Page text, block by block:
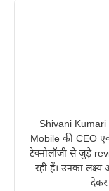
Shivani
Mobile की CEO
टेक्नोलॉजी से जुड़े
रही हैं। उनका
देकर